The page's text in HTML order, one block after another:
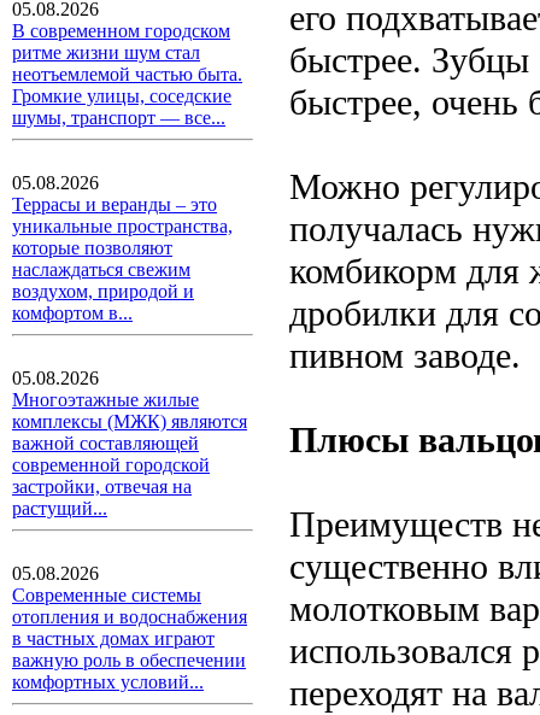
05.08.2026
В современном городском
ритме жизни шум стал
неотъемлемой частью быта.
Громкие улицы, соседские
шумы, транспорт — все...
05.08.2026
Террасы и веранды – это
уникальные пространства,
которые позволяют
наслаждаться свежим
воздухом, природой и
комфортом в...
05.08.2026
Многоэтажные жилые
комплексы (МЖК) являются
важной составляющей
современной городской
застройки, отвечая на
растущий...
05.08.2026
Современные системы
отопления и водоснабжения
в частных домах играют
важную роль в обеспечении
комфортных условий...
его
быстрее.
быстрее, очень
Можно
получалась
комбикорм для
дробилки для
пивном заводе.
Плюсы
Преимуществ
существенно
молотковым
использовался
переходят на